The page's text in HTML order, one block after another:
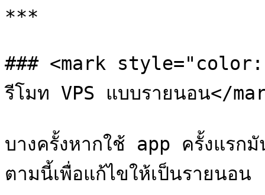
***
### <mark
รีโมท VPS แบบรายนอน</
บางครั้งหากใช้ app ครั้งแรก
ตามนี้เพื่อแก้ไขให้เป็นรายนอน